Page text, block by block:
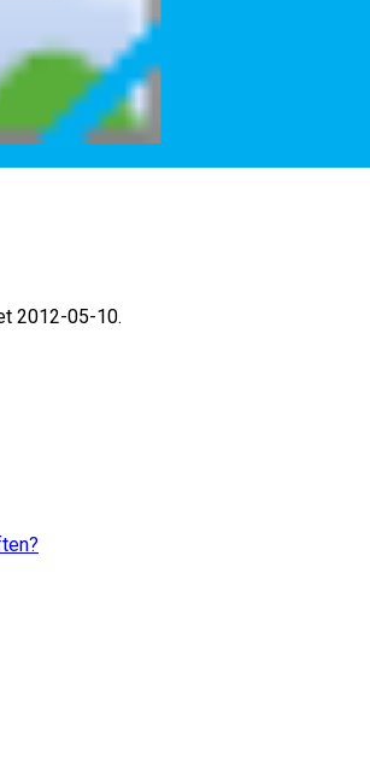
2012-05-10.